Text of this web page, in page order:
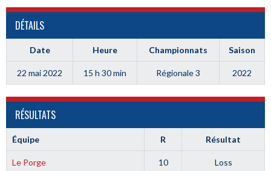
DÉTAILS
Date Heure Championnats Saison
22 mai 2022 15 h 30 min Régionale 3 2022
RÉSULTATS
Équipe R Résultat
Le Porge 10 Loss